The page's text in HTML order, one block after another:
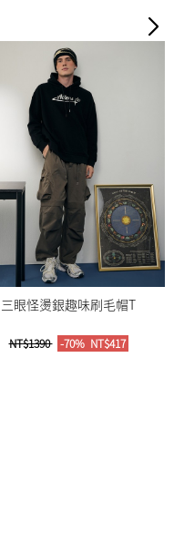
三眼怪燙銀趣味刷毛帽T
NT$1390 -70% NT$417